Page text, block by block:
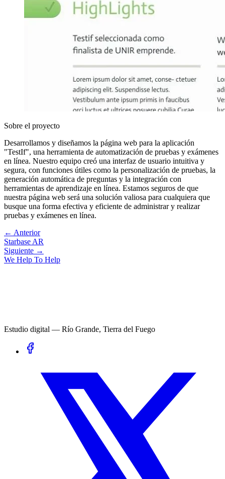
Sobre el proyecto
Desarrollamos y diseñamos la página web para la aplicación
"TestIf", una herramienta de automatización de pruebas y exámenes
en línea. Nuestro equipo creó una interfaz de usuario intuitiva y
segura, con funciones útiles como la personalización de pruebas, la
generación automática de preguntas y la integración con
herramientas de aprendizaje en línea. Estamos seguros de que
nuestra página web será una solución valiosa para cualquiera que
busque una forma efectiva y eficiente de administrar y realizar
pruebas y exámenes en línea.
← Anterior
Starbase AR
Siguiente →
We Help To Help
Estudio digital — Río Grande, Tierra del Fuego